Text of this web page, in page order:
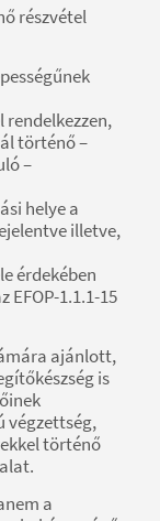
részvétel
rendelkezzen,
történő –
–
helye a
illetve,
érdekében
1.1.1-15
ajánlott,
is
végzettség,
történő
a